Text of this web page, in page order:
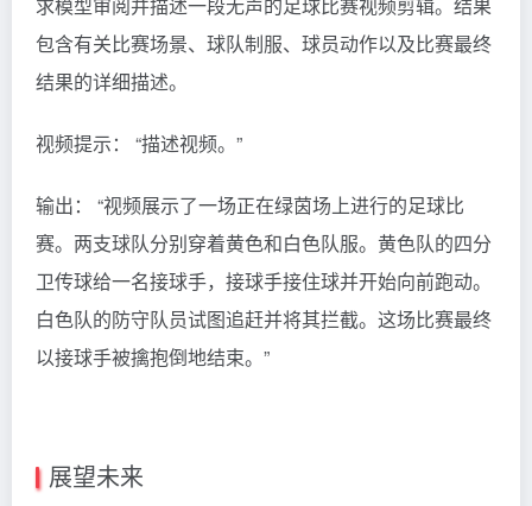
求模型审阅并描述一段无声的足球比赛视频剪辑。结果
包含有关比赛场景、球队制服、球员动作以及比赛最终
结果的详细描述。
视频提示： “描述视频。”
输出： “视频展示了一场正在绿茵场上进行的足球比
赛。两支球队分别穿着黄色和白色队服。黄色队的四分
卫传球给一名接球手，接球手接住球并开始向前跑动。
白色队的防守队员试图追赶并将其拦截。这场比赛最终
以接球手被擒抱倒地结束。”
展望未来